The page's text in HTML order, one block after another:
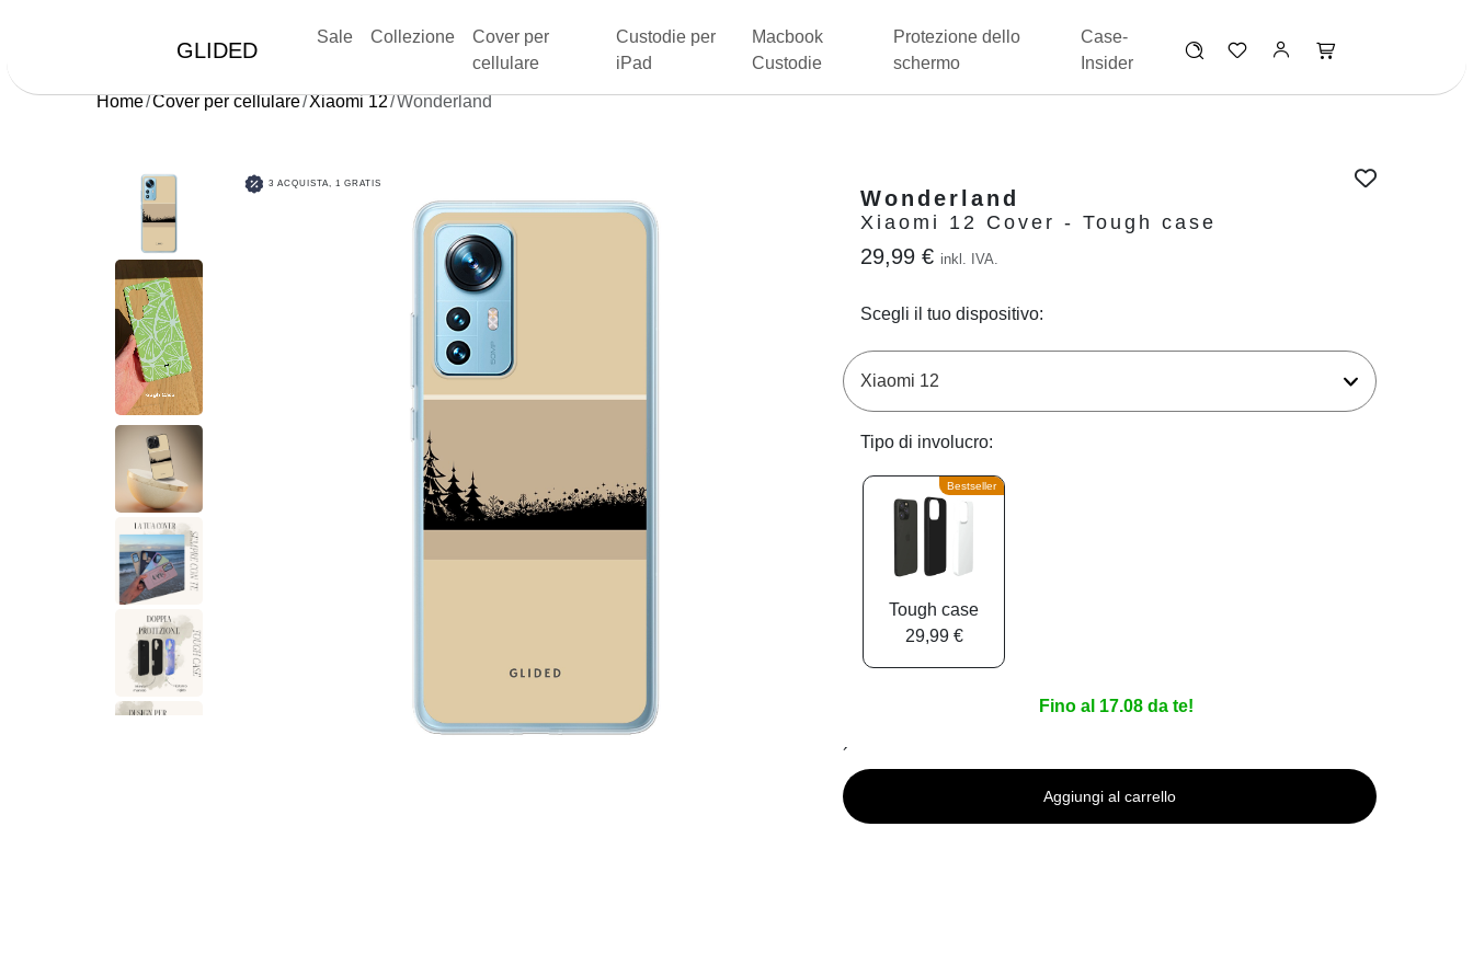
GLIDED
Sale Collezione
Cover per
cellulare
Custodie per
iPad
Macbook
Custodie
Protezione dello
schermo
Case-
Insider
Home Cover per cellulare Xiaomi 12 Wonderland
3 ACQUISTA, 1 GRATIS
Wonderland
Xiaomi 12 Cover - Tough case
29,99 € inkl. IVA.
Scegli il tuo dispositivo:
Tipo di involucro:
Bestseller
Tough case
29,99 €
Fino al 17.08 da te!
´
Aggiungi al carrello